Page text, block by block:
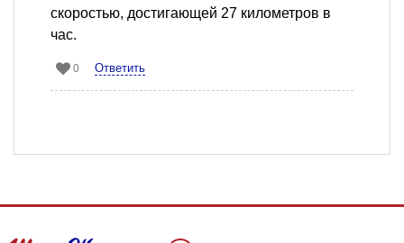
скоростью, достигающей 27 километров в
час.
0 Ответить